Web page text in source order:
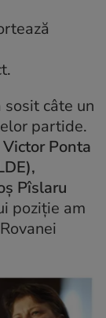
câte un
partide.
Ponta
Pîslaru
poziție am